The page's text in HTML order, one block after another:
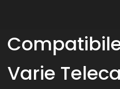
Varie